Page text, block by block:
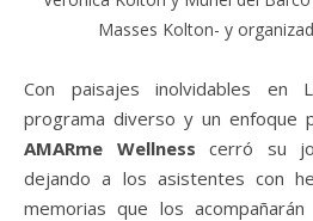
Masses Kolton- y
Con paisajes inolvidables en
programa diverso y un enfoque
AMARme Wellness cerró su
dejando a los asistentes con
memorias que los